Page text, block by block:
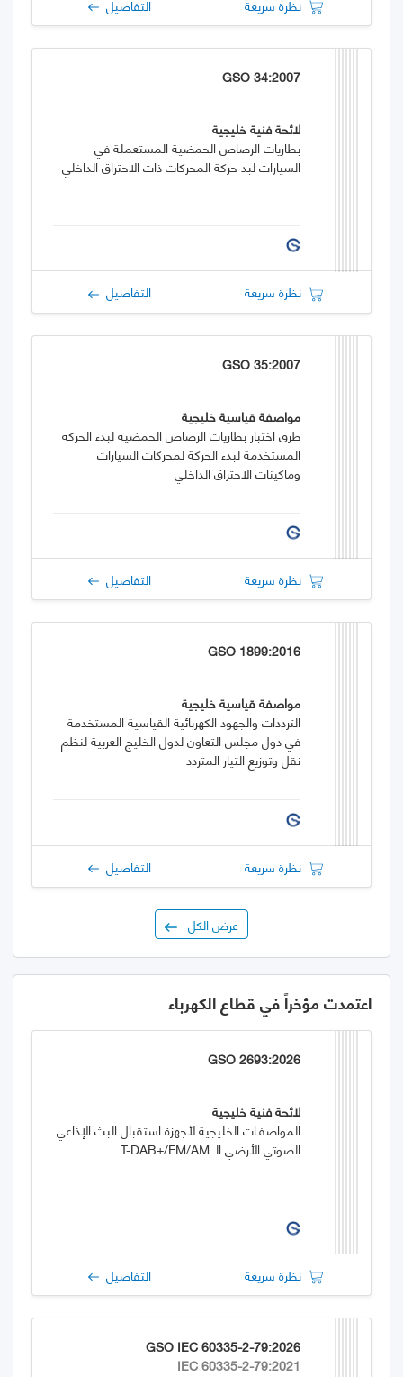
نظرة سريعة التفاصيل
GSO 34:2007
لائحة فنية خليجية
بطاريات الرصاص الحمضية المستعملة في
السيارات لبد حركة المحركات ذات الاحتراق الداخلي
نظرة سريعة التفاصيل
GSO 35:2007
مواصفة قياسية خليجية
طرق اختبار بطاريات الرصاص الحمضية لبدء الحركة
المستخدمة لبدء الحركة لمحركات السيارات
وماكينات الاحتراق الداخلي
نظرة سريعة التفاصيل
GSO 1899:2016
مواصفة قياسية خليجية
الترددات والجهود الكهربائية القياسية المستخدمة
في دول مجلس التعاون لدول الخليج العربية لنظم
نقل وتوزيع التيار المتردد
نظرة سريعة التفاصيل
عرض الكل
اعتمدت مؤخراً في قطاع الكهرباء
GSO 2693:2026
لائحة فنية خليجية
المواصفـات الخليجية لأجهزة استقبال البث الإذاعي
الصوتي الأرضي الـ T-DAB+/FM/AM
نظرة سريعة التفاصيل
GSO IEC 60335-2-79:2026
IEC 60335-2-79:2021